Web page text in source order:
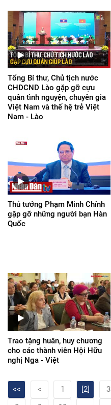
Tổng Bí thư, Chủ tịch nước
CHDCND Lào gặp gỡ cựu
quân tình nguyện, chuyên gia
Việt Nam và thế hệ trẻ Việt
Nam - Lào
Thủ tướng Phạm Minh Chính
gặp gỡ những người bạn Hàn
Quốc
Trao tặng huân, huy chương
cho các thành viên Hội Hữu
nghị Nga - Việt
<< < 1 [2] 3